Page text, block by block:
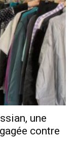
une
contre